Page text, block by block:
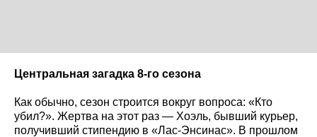
Центральная загадка 8-го сезона
Как обычно, сезон строится вокруг вопроса: «Кто
убил?». Жертва на этот раз — Хоэль, бывший курьер,
получивший стипендию в «Лас-Энсинас». В прошлом